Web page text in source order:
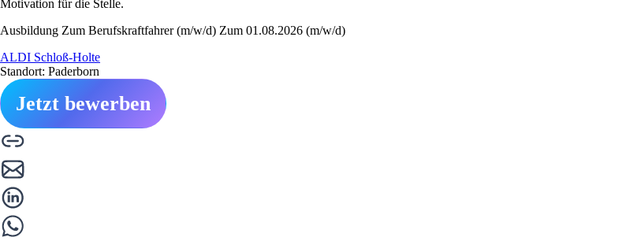
Motivation für die Stelle.
Ausbildung Zum Berufskraftfahrer (m/w/d) Zum 01.08.2026 (m/w/d)
ALDI Schloß-Holte
Standort: Paderborn
Jetzt bewerben